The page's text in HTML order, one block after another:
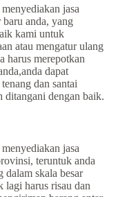
jasa
anda, yang
kami untuk
atau mengatur ulang
harus merepotkan
dapat
dan santai
ditangani dengan baik.
jasa
teruntuk anda
dalam skala besar
lagi harus risau dan